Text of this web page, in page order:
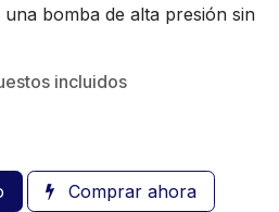
bomba de alta presión sin
incluidos
Comprar ahora